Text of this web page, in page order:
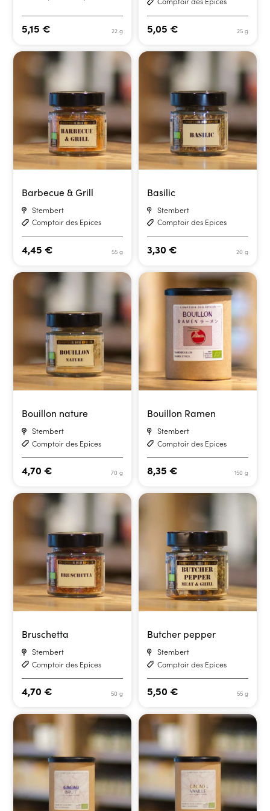
22 g
5,15€ 25 g
5,05 €
Barbecue & Grill
Stembert
Comptoir des Epices
55 g
4,45€
Basilic
Stembert
Comptoir des Epices
20 g
3,30 €
Bouillon nature
Stembert
Comptoir des Epices
70 g
4,70€
Bouillon Ramen
Stembert
Comptoir des Epices
150 g
8,35 €
Bruschetta
Stembert
Comptoir des Epices
50 g
4,70€
Butcher pepper
Stembert
Comptoir des Epices
55 g
5,50 €